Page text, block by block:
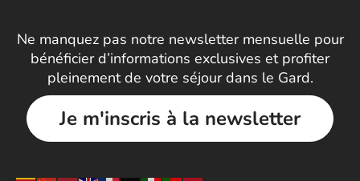
Ne manquez pas notre newsletter mensuelle pour
bénéficier d’informations exclusives et profiter
pleinement de votre séjour dans le Gard.
Je m'inscris à la newsletter